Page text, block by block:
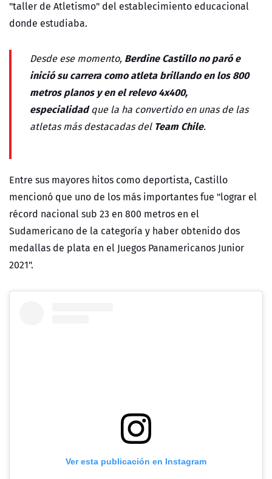
"taller de Atletismo" del establecimiento educacional
donde estudiaba.
Desde ese momento, Berdine Castillo no paró e
inició su carrera como atleta brillando en los 800
metros planos y en el relevo 4x400,
especialidadque la ha convertido en unas de las
atletas más destacadas del Team Chile.
Entre sus mayores hitos como deportista, Castillo
mencionó que uno de los más importantes fue "lograr el
récord nacional sub 23 en 800 metros en el
Sudamericano de la categoría y haber obtenido dos
medallas de plata en el Juegos Panamericanos Junior
2021".
Ver esta publicación en Instagram